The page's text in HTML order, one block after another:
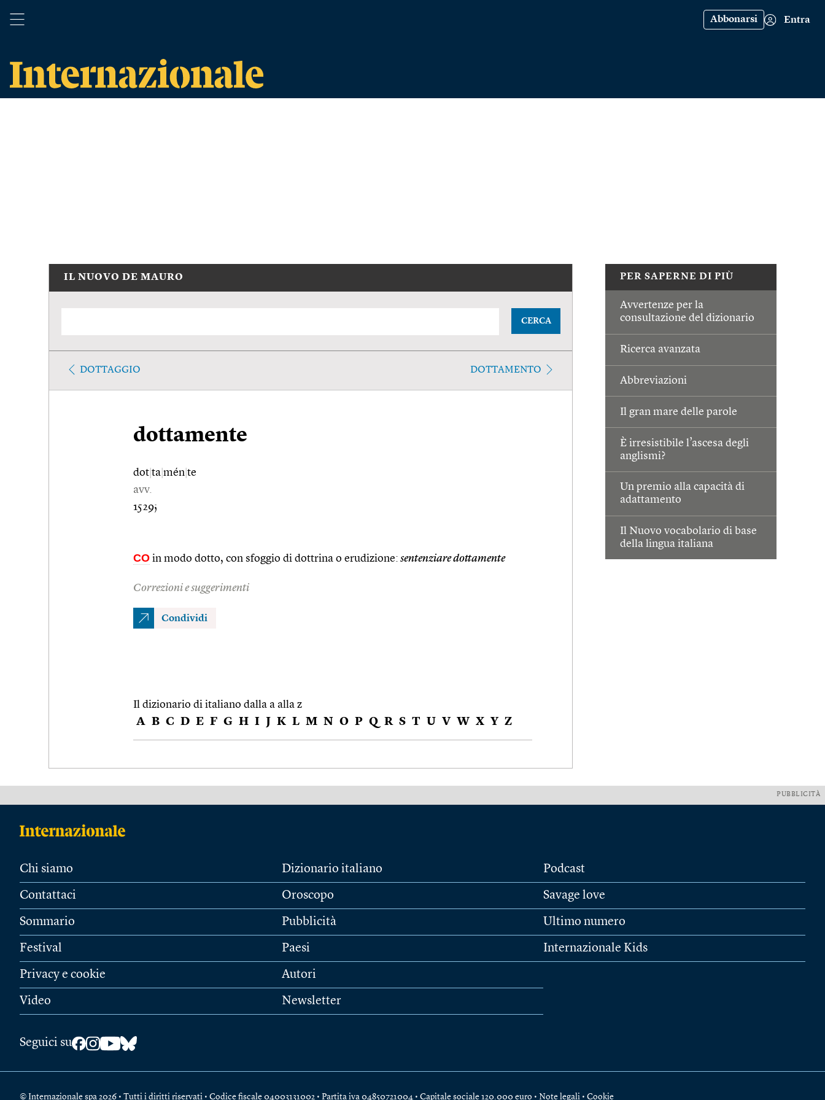
Abbonarsi Entra
PER SAPERNE DI PIÙ
Avvertenze per la
consultazione del dizionario
Ricerca avanzata
Abbreviazioni
Il gran mare delle parole
È irresistibile l’ascesa degli
anglismi?
Un premio alla capacità di
adattamento
Il Nuovo vocabolario di base
della lingua italiana
IL NUOVO DE MAURO
CERCA
DOTTAGGIO DOTTAMENTO
dottamente
dot ta mén te
avv.
1529;
CO in modo dotto, con sfoggio di dottrina o erudizione: sentenziare dottamente
Correzioni e suggerimenti
Condividi
Il dizionario di italiano dalla a alla z
A B C D E F G H I J K L M N O P Q R S T U V W X Y Z
PUBBLICITÀ
Chi siamo
Contattaci
Sommario
Festival
Privacy e cookie
Video
Dizionario italiano
Oroscopo
Pubblicità
Paesi
Autori
Newsletter
Podcast
Savage love
Ultimo numero
Internazionale Kids
Seguici su
© Internazionale spa 2026 • Tutti i diritti riservati • Codice fiscale 04003131002 • Partita iva 04850721004 • Capitale sociale 120.000 euro • Note legali • Cookie